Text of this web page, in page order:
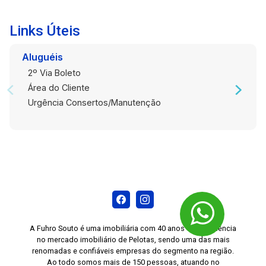
Links Úteis
Aluguéis
2º Via Boleto
Área do Cliente
Urgência Consertos/Manutenção
A Fuhro Souto é uma imobiliária com 40 anos de experiência
no mercado imobiliário de Pelotas, sendo uma das mais
renomadas e confiáveis empresas do segmento na região.
Ao todo somos mais de 150 pessoas, atuando no